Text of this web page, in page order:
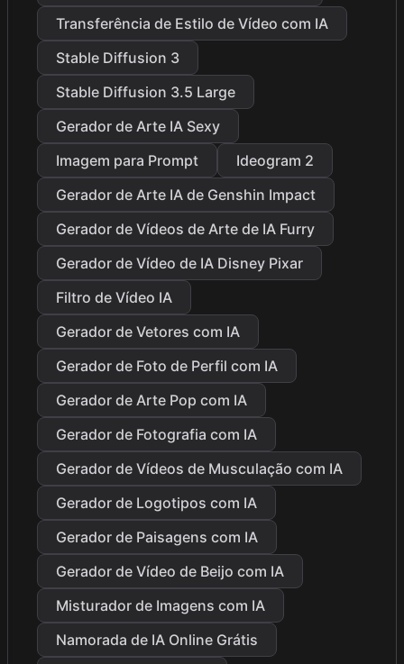
Transferência de Estilo de Vídeo com IA
Stable Diffusion 3
Stable Diffusion 3.5 Large
Gerador de Arte IA Sexy
Imagem para Prompt
Ideogram 2
Gerador de Arte IA de Genshin Impact
Gerador de Vídeos de Arte de IA Furry
Gerador de Vídeo de IA Disney Pixar
Filtro de Vídeo IA
Gerador de Vetores com IA
Gerador de Foto de Perfil com IA
Gerador de Arte Pop com IA
Gerador de Fotografia com IA
Gerador de Vídeos de Musculação com IA
Gerador de Logotipos com IA
Gerador de Paisagens com IA
Gerador de Vídeo de Beijo com IA
Misturador de Imagens com IA
Namorada de IA Online Grátis